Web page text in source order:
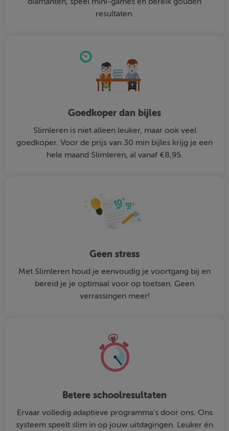
resultaten.
Goedkoper dan bijles
Slimleren is niet alleen leuker, maar ook veel
goedkoper. Voor de prijs van 30 min bijles krijg je een
hele maand Slimleren, al vanaf €8,95.
Geen stress
Met Slimleren houd je eenvoudig je voortgang bij en
bereid je je optimaal voor op toetsen. Geen
verrassingen meer!
Betere schoolresultaten
Ervaar volledig adaptieve programma's door ons. Ons
systeem speelt slim in op jouw uitdagingen. Leuker én